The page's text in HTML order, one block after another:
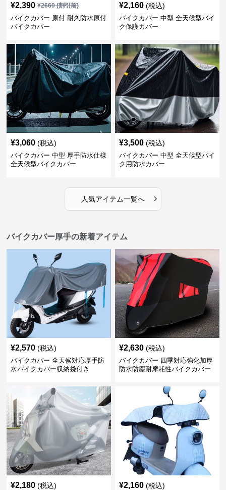
¥2,390 ¥2660(割引前)
バイクカバー 原付 耐久防水原付
バイクカバー
¥2,160 (税込)
バイクカバー 中型 全天候型バイ
ク保護カバー
¥3,060 (税込)
バイクカバー 中型 厚手防水仕様
全天候型バイクカバー
¥3,500 (税込)
バイクカバー 中型 全天候型バイ
ク用防水カバー
人気アイテム一覧へ ›
バイクカバー厚手の新着アイテム
¥2,570 (税込)
バイクカバー 全天候対応厚手防
水バイクカバー収納袋付き
¥2,630 (税込)
バイクカバー 四季対応強化加厚
防水防塵耐摩耗性バイクカバー
¥2,180 (税込) ¥2,160 (税込)